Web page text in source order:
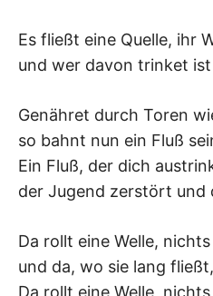
Es fließt eine Quelle, ihr
und wer davon trinket
Genähret durch Toren
so bahnt nun ein Fluß
Ein Fluß, der dich
der Jugend zerstört und
Da rollt eine Welle,
und da, wo sie lang
Da rollt eine Welle,